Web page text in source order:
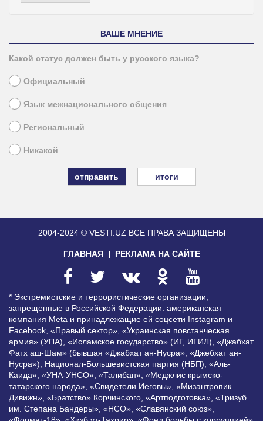
ВАШЕ МНЕНИЕ
Какой статус должен быть у русского языка?
Официальный
Язык межнационального общения
Региональный
Никакой
итоги
2004-2024 © VESTI.UZ ВСЕ ПРАВА ЗАЩИЩЕНЫ
ГЛАВНАЯ РЕКЛАМА НА САЙТЕ
* Экстремистские и террористические организации,
запрещенные в Российской Федерации: американская
компания Meta и принадлежащие ей соцсети Instagram и
Facebook, «Правый сектор», «Украинская повстанческая
армия» (УПА), «Исламское государство» (ИГ, ИГИЛ), «Джабхат
Фатх аш-Шам» (бывшая «Джабхат ан-Нусра», «Джебхат ан-
Нусра»), Национал-Большевистская партия (НБП), «Аль-
Каида», «УНА-УНСО», «Талибан», «Меджлис крымско-
татарского народа», «Свидетели Иеговы», «Мизантропик
Дивижн», «Братство» Корчинского, «Артподготовка», «Тризуб
им. Степана Бандеры», «НСО», «Славянский союз»,